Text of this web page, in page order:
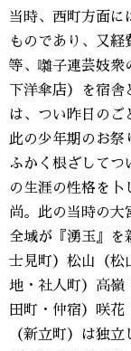
当時、西町方面に
ものであり、又
等、囃子連芸妓衆
下洋傘店）を宿
は、つい昨日のご
此の少年期のお祭
ふかく根ざしてつ
の生涯の性格を卜
尚。此の当時の
全域が『湧玉』を
士見町）松山（松
地・社人町）高嶺
田町・仲宿）咲
（新立町）は独